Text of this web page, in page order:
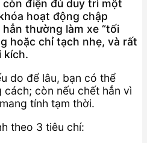
điện đủ duy trì một
hoạt động chập
thường làm xe “tối
hoặc chỉ tạch nhẹ, và rất
kích.
do để lâu, bạn có thể
còn nếu chết hẳn vì
tính tạm thời.
theo 3 tiêu chí: